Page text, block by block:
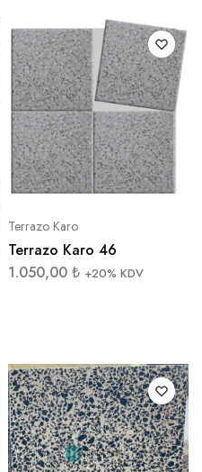
Terrazo Karo
Terrazo Karo 46
1.050,00 ₺ +20% KDV